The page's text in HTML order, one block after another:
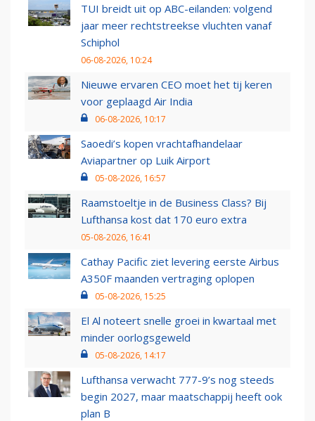
TUI breidt uit op ABC-eilanden: volgend
jaar meer rechtstreekse vluchten vanaf
Schiphol
06-08-2026, 10:24
Nieuwe ervaren CEO moet het tij keren
voor geplaagd Air India
06-08-2026, 10:17
Saoedi’s kopen vrachtafhandelaar
Aviapartner op Luik Airport
05-08-2026, 16:57
Raamstoeltje in de Business Class? Bij
Lufthansa kost dat 170 euro extra
05-08-2026, 16:41
Cathay Pacific ziet levering eerste Airbus
A350F maanden vertraging oplopen
05-08-2026, 15:25
El Al noteert snelle groei in kwartaal met
minder oorlogsgeweld
05-08-2026, 14:17
Lufthansa verwacht 777-9’s nog steeds
begin 2027, maar maatschappij heeft ook
plan B